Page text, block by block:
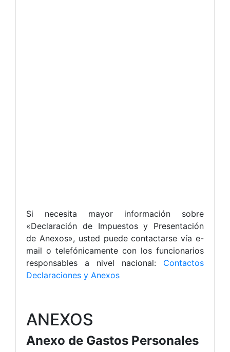
Si necesita mayor información sobre
«Declaración de Impuestos y Presentación
de Anexos», usted puede contactarse vía e-
mail o telefónicamente con los funcionarios
responsables a nivel nacional: Contactos
Declaraciones y Anexos
ANEXOS
Anexo de Gastos Personales